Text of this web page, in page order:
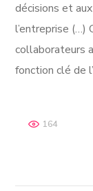
décisions et
l’entreprise (…)
collaborateurs
fonction clé de
164